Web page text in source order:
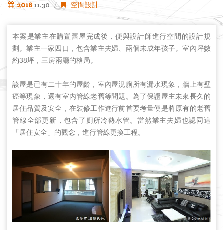
2018 11.30 空間設計
本案是業主在購置舊屋完成後，便與設計師進行空間的設計規
劃。業主一家四口，包含業主夫婦、兩個未成年孩子。室內坪數
約38坪，三房兩廳的格局。
該屋是已有二十年的屋齡，室內屋況廁所有漏水現象，牆上有壁
癌等現象，還有室內管線老舊等問題。為了保證屋主未來長久的
居住品質及安全，在裝修工作進行前首要考量便是將原有的老舊
管線全部更新，包含了廁所冷熱水管。當然業主夫婦也認同這
「居住安全」的觀念，進行管線更換工程。